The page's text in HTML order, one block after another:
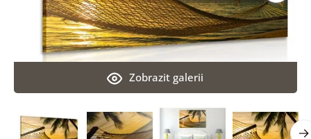
Zobrazit galerii